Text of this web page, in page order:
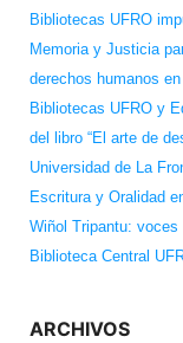
Bibliotecas UFRO
Memoria y Justicia
derechos humanos
Bibliotecas UFRO y
del libro “El arte de
Universidad de La
Escritura y Oralidad
Wiñol Tripantu:
Biblioteca Central
ARCHIVOS